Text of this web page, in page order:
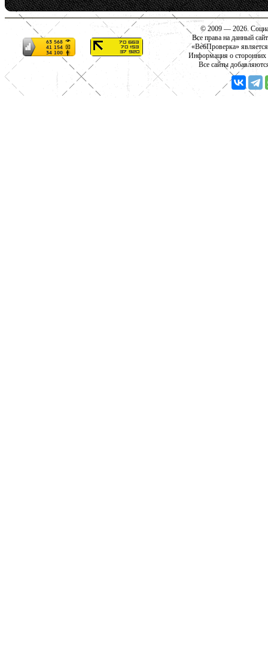
© 2009 — 2026.
Все права на данный
«ВебПроверка»
Информация о сторонних
Все сайты